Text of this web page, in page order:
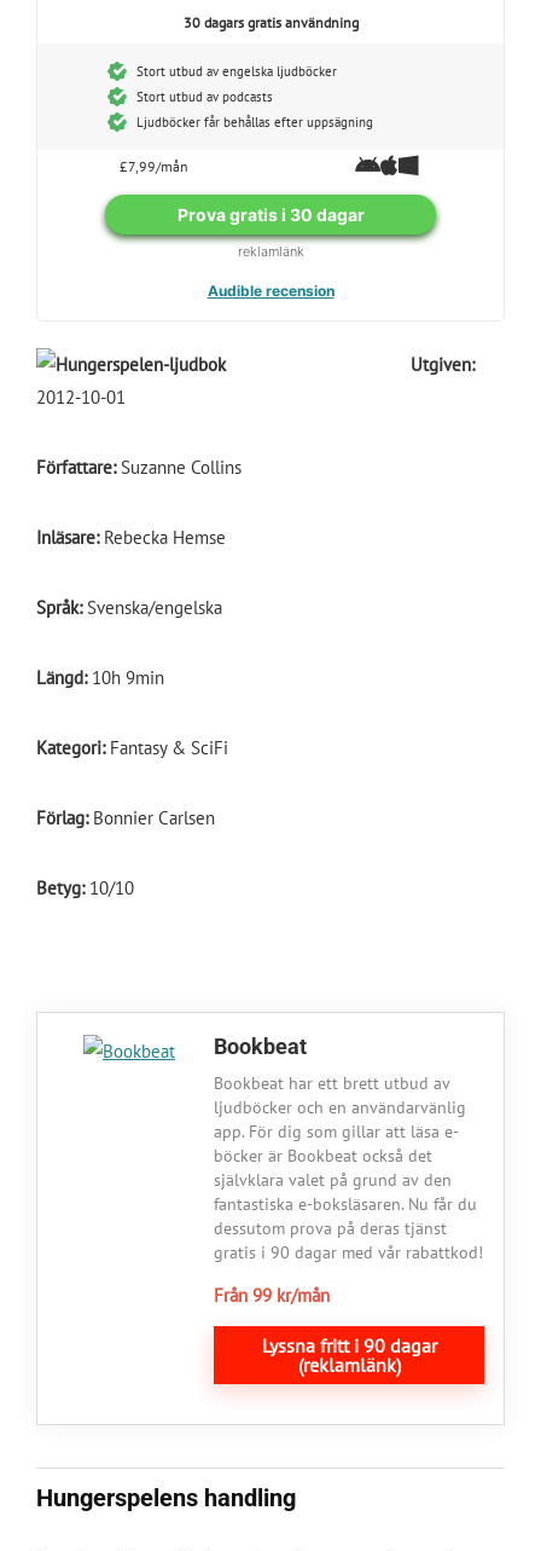
30 dagars gratis användning
Stort utbud av engelska ljudböcker
Stort utbud av podcasts
Ljudböcker får behållas efter uppsägning
£7,99/mån
Prova gratis i 30 dagar
reklamlänk
Audible recension
Utgiven:
2012-10-01
Författare:Suzanne Collins
Inläsare:Rebecka Hemse
Språk:Svenska/engelska
Längd:10h 9min
Kategori:Fantasy & SciFi
Förlag:Bonnier Carlsen
Betyg:10/10
Bookbeat
Bookbeat har ett brett utbud av
ljudböcker och en användarvänlig
app. För dig som gillar att läsa e-
böcker är Bookbeat också det
självklara valet på grund av den
fantastiska e-boksläsaren. Nu får du
dessutom prova på deras tjänst
gratis i 90 dagar med vår rabattkod!
Från 99 kr/mån
Lyssna fritt i 90 dagar
(reklamlänk)
Hungerspelens handling